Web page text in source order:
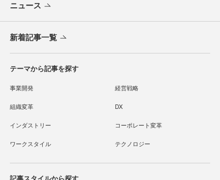
ニュース
新着記事一覧
テーマから記事を探す
事業開発 経営戦略
組織変革 DX
インダストリー コーポレート変革
ワークスタイル テクノロジー
記事スタイルから探す